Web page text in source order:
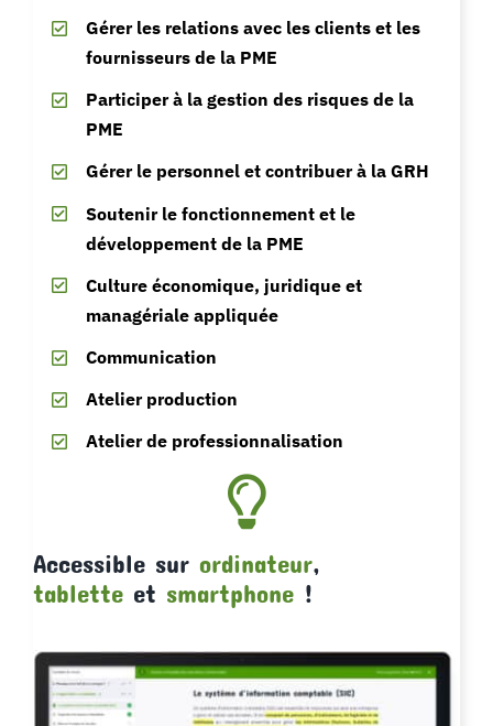
Gérer les relations avec les clients et les
fournisseurs de la PME
Participer à la gestion des risques de la
PME
Gérer le personnel et contribuer à la GRH
Soutenir le fonctionnement et le
développement de la PME
Culture économique, juridique et
managériale appliquée
Communication
Atelier production
Atelier de professionnalisation
Accessible sur ordinateur,
tabletteet smartphone!